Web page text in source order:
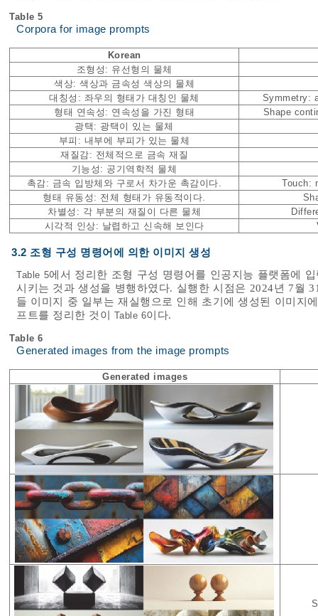
Table 5
Corpora for image prompts
Korean
조형성: 유선형의 물체
색상: 색상과 금속성 색상의 물체
대칭성: 좌우의 형태가 대칭인 물체
Symmetry:
형태 연속성: 연속성을 가진 형태
Shape
광택: 광택이 있는 물체
부피: 내부에 부피가 있는 물체
재질감: 전체적으로 금속 재질
기능성: 공기역학적 물체
촉감: 금속 입방체와 구로서 차가운 촉감이다.
Touch:
형태 유동성: 전체 형태가 유동적이다.
차별성: 각 부분의 재질이 다른 물체
시각적 인상: 날렵하고 신속해 보인다
3.2 조형 구성 명령어에 의한 이미지 생성
Table 5에서 정리한 조형 구성 명령어를 인공지능 플랫폼에
시키는 것과 생성을 병행하였다. 실행한 시점은 2024년 7월
들 이미지 중 일부는 재실행으로 인해 초기에 생성된 이미지
프트를 정리한 것이 Table 6이다.
Table 6
Generated images from the image prompts
Generated images